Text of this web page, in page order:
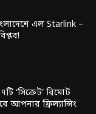
এল Starlink –
‘সিক্রেট’ রিমোট
আপনার ফ্রিল্যান্সিং